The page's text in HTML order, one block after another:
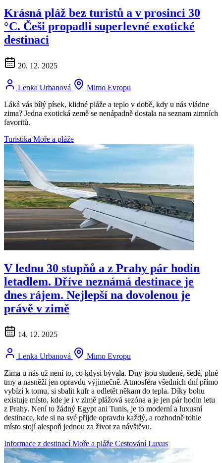
Krásná pláž bez turistů a v prosinci 30
°C. Češi propadli superlevné exotické
destinaci
20. 12. 2025
Lenka Urbanová
Mimo Evropu
Láká vás bílý písek, klidné pláže a teplo v době, kdy u nás vládne
zima? Jedna exotická země se nenápadně dostala na seznam zimních
favoritů.
Turistika Moře a pláže
V lednu 30 stupňů a z Prahy pár hodin
letadlem. Dříve neznámá destinace je
dnes rájem. Nejlepší na dovolenou je
právě v zimě
14. 12. 2025
Lenka Urbanová
Mimo Evropu
Zima u nás už není to, co kdysi bývala. Dny jsou studené, šedé, plné
tmy a nasněží jen opravdu výjimečně. Atmosféra všedních dní přímo
vybízí k tomu, si sbalit kufr a odletět někam do tepla. Díky bohu
existuje místo, kde je i v zimě plážová sezóna a je jen pár hodin letu
z Prahy. Není to žádný Egypt ani Tunis, je to moderní a luxusní
destinace, kde si na své přijde opravdu každý, a rozhodně tohle
místo stojí alespoň jednou za život za návštěvu.
Informace z destinací Moře a pláže CestováníLuxus